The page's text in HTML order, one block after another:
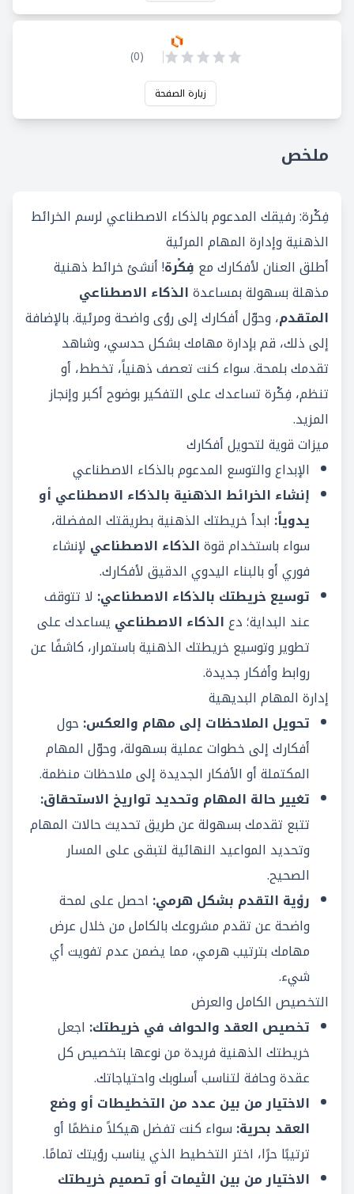
(
0
)
زيارة الصفحة
ملخص
فِكْرة: رفيقك المدعوم بالذكاء الاصطناعي لرسم الخرائط
الذهنية وإدارة المهام المرئية
أطلق العنان لأفكارك مع فِكْرة! أنشئ خرائط ذهنية
مذهلة بسهولة بمساعدةالذكاء الاصطناعي
المتقدم، وحوّل أفكارك إلى رؤى واضحة ومرئية. بالإضافة
إلى ذلك، قم بإدارة مهامك بشكل حدسي، وشاهد
تقدمك بلمحة. سواء كنت تعصف ذهنياً، تخطط، أو
تنظم، فِكْرة تساعدك على التفكير بوضوح أكبر وإنجاز
المزيد.
ميزات قوية لتحويل أفكارك
الإبداع والتوسع المدعوم بالذكاء الاصطناعي
إنشاء الخرائط الذهنية بالذكاء الاصطناعي أو
يدوياً: ابدأ خريطتك الذهنية بطريقتك المفضلة،
سواء باستخدام قوةالذكاء الاصطناعي لإنشاء
فوري أو بالبناء اليدوي الدقيق لأفكارك.
توسيع خريطتك بالذكاء الاصطناعي: لا تتوقف
عند البداية؛ دعالذكاء الاصطناعي يساعدك على
تطوير وتوسيع خريطتك الذهنية باستمرار، كاشفًا عن
روابط وأفكار جديدة.
إدارة المهام البديهية
تحويل الملاحظات إلى مهام والعكس: حول
أفكارك إلى خطوات عملية بسهولة، وحوّل المهام
المكتملة أو الأفكار الجديدة إلى ملاحظات منظمة.
تغيير حالة المهام وتحديد تواريخ الاستحقاق:
تتبع تقدمك بسهولة عن طريق تحديث حالات المهام
وتحديد المواعيد النهائية لتبقى على المسار
الصحيح.
رؤية التقدم بشكل هرمي: احصل على لمحة
واضحة عن تقدم مشروعك بالكامل من خلال عرض
مهامك بترتيب هرمي، مما يضمن عدم تفويت أي
شيء.
التخصيص الكامل والعرض
تخصيص العقد والحواف في خريطتك: اجعل
خريطتك الذهنية فريدة من نوعها بتخصيص كل
عقدة وحافة لتناسب أسلوبك واحتياجاتك.
الاختيار من بين عدد من التخطيطات أو وضع
العقد بحرية: سواء كنت تفضل هيكلاً منظمًا أو
ترتيبًا حرًا، اختر التخطيط الذي يناسب رؤيتك تمامًا.
الاختيار من بين الثيمات أو تصميم خريطتك